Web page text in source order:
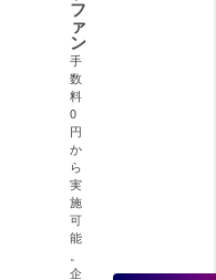
フ
ァ
ン
手
数
料
0
円
か
ら
実
施
可
能
。
企